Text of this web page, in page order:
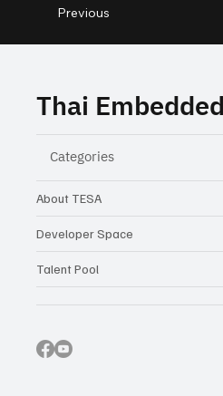
Previous
Thai
Categories
About TESA
Developer Space
Talent Pool